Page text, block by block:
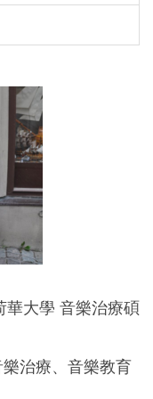
華大學 音樂治療碩
樂治療、音樂教育